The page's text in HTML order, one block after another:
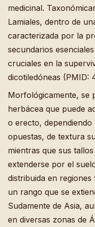
medicinal.
Lamiales, dentro de
caracterizada por la
secundarios
cruciales en la
dicotiledóneas (PMID:
Morfológicamente, se
herbácea que puede
o erecto,
opuestas, de textura
mientras que sus
extenderse por el
distribuida en
un rango que se
Sudamente de Asia,
en diversas zonas de